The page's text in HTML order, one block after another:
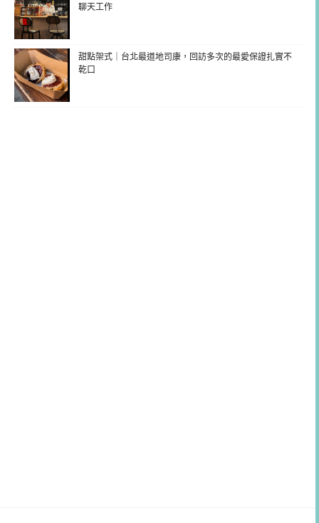
聊天工作
甜點架式｜台北最道地司康，回訪多次的最愛保證扎實不
乾口